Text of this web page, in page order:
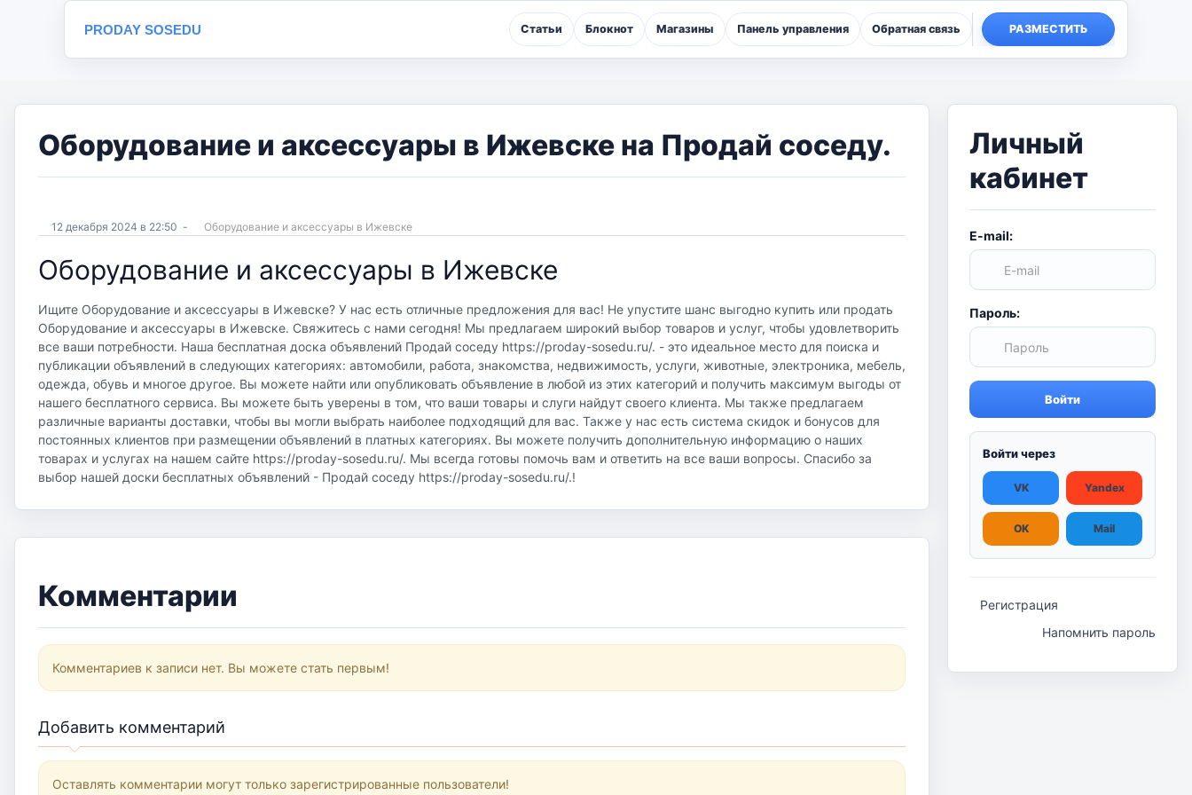
PRODAY SOSEDU Статьи Блокнот Магазины Панель управления Обратная связь РАЗМЕСТИТЬ
Оборудование и аксессуары в Ижевске на Продай соседу.
12 декабря 2024 в 22:50 - Оборудование и аксессуары в Ижевске
Оборудование и аксессуары в Ижевске
Ищите Оборудование и аксессуары в Ижевске? У нас есть отличные предложения для вас! Не упустите шанс выгодно купить или продать
Оборудование и аксессуары в Ижевске. Свяжитесь с нами сегодня! Мы предлагаем широкий выбор товаров и услуг, чтобы удовлетворить
все ваши потребности. Наша бесплатная доска объявлений Продай соседу https://proday-sosedu.ru/. - это идеальное место для поиска и
публикации объявлений в следующих категориях: автомобили, работа, знакомства, недвижимость, услуги, животные, электроника, мебель,
одежда, обувь и многое другое. Вы можете найти или опубликовать объявление в любой из этих категорий и получить максимум выгоды от
нашего бесплатного сервиса. Вы можете быть уверены в том, что ваши товары и слуги найдут своего клиента. Мы также предлагаем
различные варианты доставки, чтобы вы могли выбрать наиболее подходящий для вас. Также у нас есть система скидок и бонусов для
постоянных клиентов при размещении объявлений в платных категориях. Вы можете получить дополнительную информацию о наших
товарах и услугах на нашем сайте https://proday-sosedu.ru/. Мы всегда готовы помочь вам и ответить на все ваши вопросы. Спасибо за
выбор нашей доски бесплатных объявлений - Продай соседу https://proday-sosedu.ru/.!
Комментарии
Комментариев к записи нет. Вы можете стать первым!
Добавить комментарий
Оставлять комментарии могут только зарегистрированные пользователи!
Личный
кабинет
E-mail:
Пароль:
Войти
Войти через
VK Yandex
OK Mail
Регистрация
Напомнить пароль